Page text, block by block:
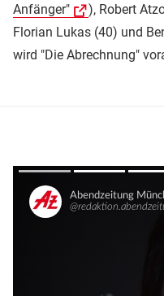
Anfänger"
), Robert
Florian Lukas (40) und
wird "Die Abrechnung"